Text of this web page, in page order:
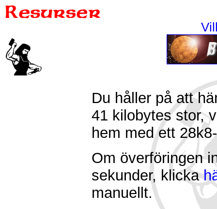
Du håller på att
41 kilobytes stor,
hem med ett
Om överföringen
sekunder, klicka
manuellt.